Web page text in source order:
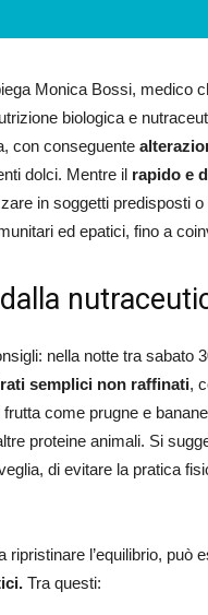
Monica Bossi, medico
biologica e
con conseguente
dolci. Mentre il rapido e
in soggetti predisposti
ed epatici, fino a
nella notte tra sabato
semplici non raffinati,
frutta come prugne e
proteine animali. Si
di evitare la pratica
ripristinare l’equilibrio, può
Tra questi: